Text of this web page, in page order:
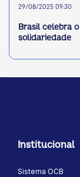
29/08/2025 09:30
Brasil celebra
solidariedade
Institucional
Sistema OCB